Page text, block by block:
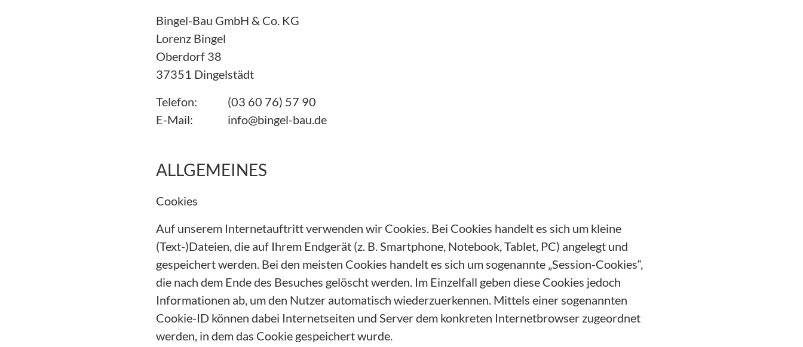
Bingel-Bau GmbH & Co. KG
Lorenz Bingel
Oberdorf 38
37351 Dingelstädt
Telefon:
(03 60 76) 57 90
E-Mail:
info@bingel-bau.de
ALLGEMEINES
Cookies
Auf unserem Internetauftritt verwenden wir Cookies. Bei Cookies handelt es sich um kleine
(Text-)Dateien, die auf Ihrem Endgerät (z. B. Smartphone, Notebook, Tablet, PC) angelegt und
gespeichert werden. Bei den meisten Cookies handelt es sich um sogenannte „Session-Cookies“,
die nach dem Ende des Besuches gelöscht werden. Im Einzelfall geben diese Cookies jedoch
Informationen ab, um den Nutzer automatisch wiederzuerkennen. Mittels einer sogenannten
Cookie-ID können dabei Internetseiten und Server dem konkreten Internetbrowser zugeordnet
werden, in dem das Cookie gespeichert wurde.